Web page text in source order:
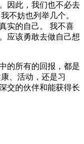
因此，我们也不必去
不妨也列举几个。
实的自己。 我不喜
应该勇敢去做自己想
的所有的回报，都是
、活动，还是习
交的伙伴和能获得长